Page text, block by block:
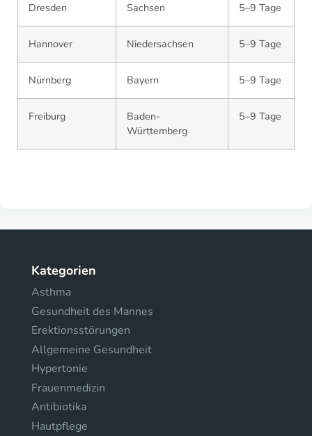
Dresden Sachsen 5–9 Tage
Hannover Niedersachsen 5–9 Tage
Nürnberg Bayern 5–9 Tage
Freiburg
Baden-
Württemberg
5–9 Tage
Kategorien
Asthma
Gesundheit des Mannes
Erektionsstörungen
Allgemeine Gesundheit
Hypertonie
Frauenmedizin
Antibiotika
Hautpflege